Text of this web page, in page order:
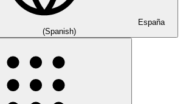
España
(Spanish)